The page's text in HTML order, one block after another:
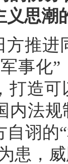
义思潮
方推进
事化
打造
内法
自诩的
患，